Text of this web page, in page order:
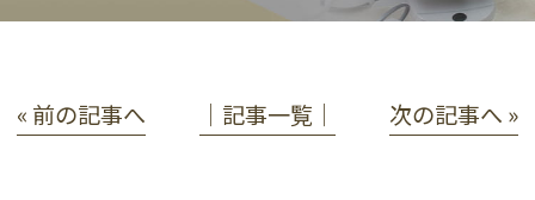
« 前の記事へ │記事一覧│ 次の記事へ »